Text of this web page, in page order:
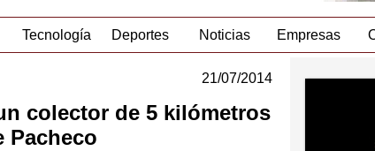
Tecnología Deportes Noticias Empresas
21/07/2014
colector de 5 kilómetros
Pacheco